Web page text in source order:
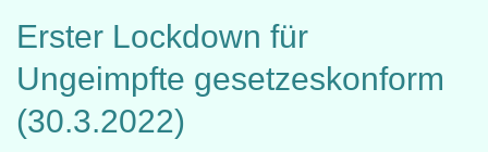
Erster Lockdown für
Ungeimpfte gesetzeskonform
(30.3.2022)